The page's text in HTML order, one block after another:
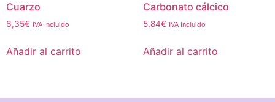
Cuarzo
6,35€ IVA Incluido
Añadir al carrito
Carbonato cálcico
5,84€ IVA Incluido
Añadir al carrito